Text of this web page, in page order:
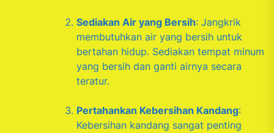
Sediakan Air yang Bersih: Jangkrik
membutuhkan air yang bersih untuk
bertahan hidup. Sediakan tempat minum
yang bersih dan ganti airnya secara
teratur.
Pertahankan Kebersihan Kandang:
Kebersihan kandang sangat penting